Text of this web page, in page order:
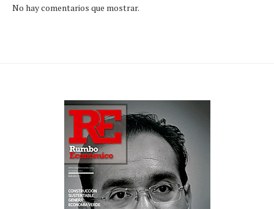
No hay comentarios que mostrar.